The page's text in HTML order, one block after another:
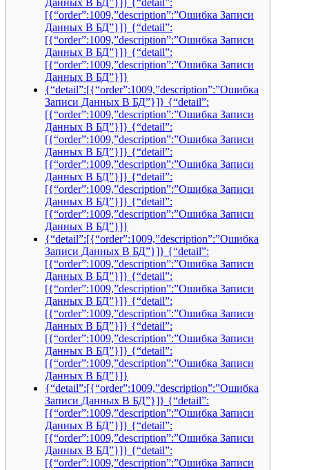
[{“order”:1009,”description”:”Ошибка Записи
Данных В БД”}]} {“detail”:
[{“order”:1009,”description”:”Ошибка Записи
Данных В БД”}]} {“detail”:
[{“order”:1009,”description”:”Ошибка Записи
Данных В БД”}]}
{“detail”:[{“order”:1009,”description”:”Ошибка
Записи Данных В БД”}]} {“detail”:
[{“order”:1009,”description”:”Ошибка Записи
Данных В БД”}]} {“detail”:
[{“order”:1009,”description”:”Ошибка Записи
Данных В БД”}]} {“detail”:
[{“order”:1009,”description”:”Ошибка Записи
Данных В БД”}]} {“detail”:
[{“order”:1009,”description”:”Ошибка Записи
Данных В БД”}]} {“detail”:
[{“order”:1009,”description”:”Ошибка Записи
Данных В БД”}]}
{“detail”:[{“order”:1009,”description”:”Ошибка
Записи Данных В БД”}]} {“detail”:
[{“order”:1009,”description”:”Ошибка Записи
Данных В БД”}]} {“detail”:
[{“order”:1009,”description”:”Ошибка Записи
Данных В БД”}]} {“detail”:
[{“order”:1009,”description”:”Ошибка Записи
Данных В БД”}]} {“detail”:
[{“order”:1009,”description”:”Ошибка Записи
Данных В БД”}]} {“detail”:
[{“order”:1009,”description”:”Ошибка Записи
Данных В БД”}]}
{“detail”:[{“order”:1009,”description”:”Ошибка
Записи Данных В БД”}]} {“detail”:
[{“order”:1009,”description”:”Ошибка Записи
Данных В БД”}]} {“detail”:
[{“order”:1009,”description”:”Ошибка Записи
Данных В БД”}]} {“detail”:
[{“order”:1009,”description”:”Ошибка Записи